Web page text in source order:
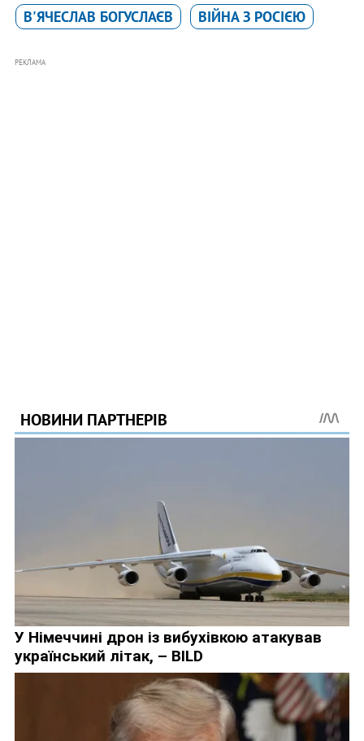
В'ЯЧЕСЛАВ БОГУСЛАЄВ ВІЙНА З РОСІЄЮ
РЕКЛАМА